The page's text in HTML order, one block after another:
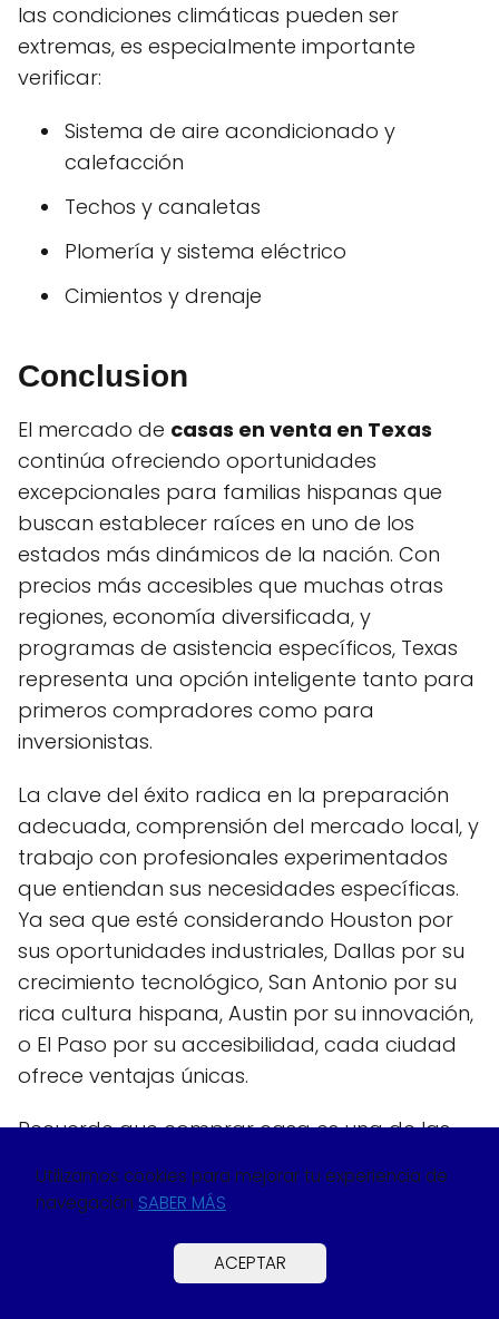
las condiciones climáticas pueden ser
extremas, es especialmente importante
verificar:
Sistema de aire acondicionado y
calefacción
Techos y canaletas
Plomería y sistema eléctrico
Cimientos y drenaje
Conclusion
El mercado de casas en venta en Texas
continúa ofreciendo oportunidades
excepcionales para familias hispanas que
buscan establecer raíces en uno de los
estados más dinámicos de la nación. Con
precios más accesibles que muchas otras
regiones, economía diversificada, y
programas de asistencia específicos, Texas
representa una opción inteligente tanto para
primeros compradores como para
inversionistas.
La clave del éxito radica en la preparación
adecuada, comprensión del mercado local, y
trabajo con profesionales experimentados
que entiendan sus necesidades específicas.
Ya sea que esté considerando Houston por
sus oportunidades industriales, Dallas por su
crecimiento tecnológico, San Antonio por su
rica cultura hispana, Austin por su innovación,
o El Paso por su accesibilidad, cada ciudad
ofrece ventajas únicas.
Recuerde que comprar casa es una de las
tomará. Tómese el tiempo necesario para
investigar, comparar opciones, y asegurarse
de que está tomando la mejor decisión para
su familia y su futuro financiero.
Utilizamos cookies para mejorar tu experiencia de
navegación SABER MÁS
ACEPTAR